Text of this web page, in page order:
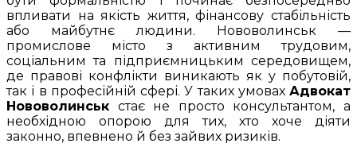
впливати на якість життя, фінансову стабільність
або майбутнє людини. Нововолинськ —
промислове місто з активним трудовим,
соціальним та підприємницьким середовищем,
де правові конфлікти виникають як у побутовій,
так і в професійній сфері. У таких умовах Адвокат
Нововолинськ стає не просто консультантом, а
необхідною опорою для тих, хто хоче діяти
законно, впевнено й без зайвих ризиків.